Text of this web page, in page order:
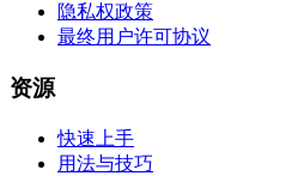
隐私权政策
最终用户许可协议
资源
快速上手
用法与技巧